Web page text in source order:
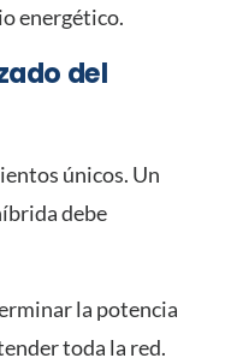
energético.
del
únicos. Un
debe
la potencia
toda la red.